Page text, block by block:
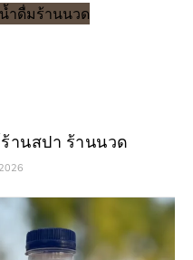
านสปา ร้านนวด